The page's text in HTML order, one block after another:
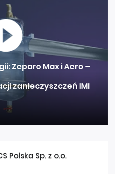
Zeparo Max i Aero –
zanieczyszczeń IMI
Polska Sp. z o.o.